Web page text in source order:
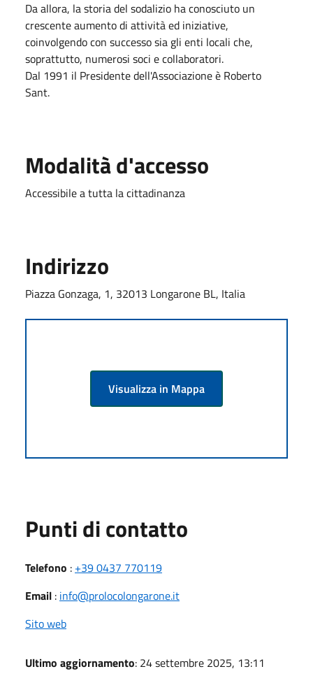
Da allora, la storia del sodalizio ha conosciuto un
crescente aumento di attività ed iniziative,
coinvolgendo con successo sia gli enti locali che,
soprattutto, numerosi soci e collaboratori.
Dal 1991 il Presidente dell'Associazione è Roberto
Sant.
Modalità d'accesso
Accessibile a tutta la cittadinanza
Indirizzo
Piazza Gonzaga, 1, 32013 Longarone BL, Italia
Visualizza in Mappa
Punti di contatto
Telefono : +39 0437 770119
Email : info@prolocolongarone.it
Sito web
Ultimo aggiornamento: 24 settembre 2025, 13:11